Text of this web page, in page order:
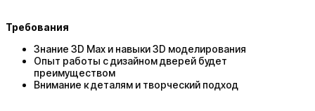
Требования
Знание 3D Max и навыки 3D моделирования
Опыт работы с дизайном дверей будет
преимуществом
Внимание к деталям и творческий подход